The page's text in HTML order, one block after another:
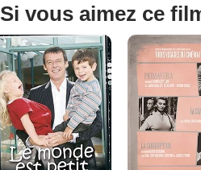
Si vous aimez ce